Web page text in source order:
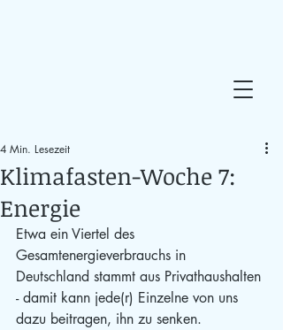
Klimafasten-Woche 7:
Energie
4 Min. Lesezeit
Etwa ein Viertel des
Gesamtenergieverbrauchs in
Deutschland stammt aus Privathaushalten
- damit kann jede(r) Einzelne von uns
dazu beitragen, ihn zu senken.